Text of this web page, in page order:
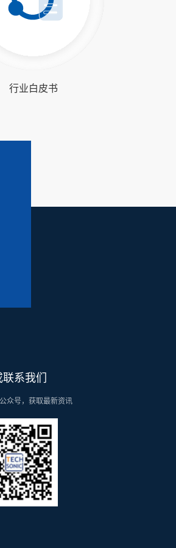
行业白皮书
系我们
众号，获取最新资讯